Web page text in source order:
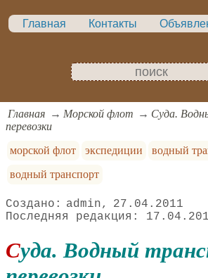
Главная Контакты
Главная Морской флот
Суда.
перевозки
морской флот
экспедиции водный
водный транспорт
admin
27.04.2011
Суда. Водный транспорт,